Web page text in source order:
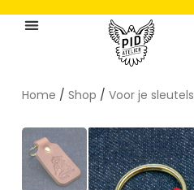
Home / Shop / Voor je sleutels